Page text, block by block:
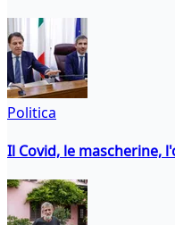
Politica
Il Covid, le mascherine,